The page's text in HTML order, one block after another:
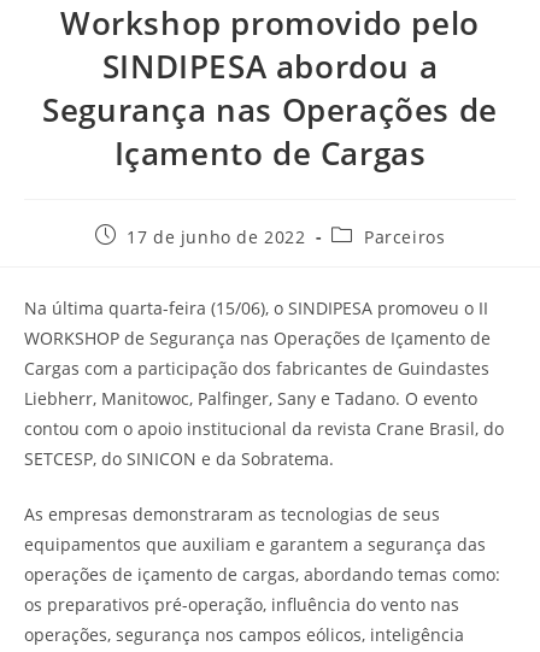
Workshop promovido pelo
SINDIPESA abordou a
Segurança nas Operações de
Içamento de Cargas
17 de junho de 2022 Parceiros
Na última quarta-feira (15/06), o SINDIPESA promoveu o II
WORKSHOP de Segurança nas Operações de Içamento de
Cargas com a participação dos fabricantes de Guindastes
Liebherr, Manitowoc, Palfinger, Sany e Tadano. O evento
contou com o apoio institucional da revista Crane Brasil, do
SETCESP, do SINICON e da Sobratema.
As empresas demonstraram as tecnologias de seus
equipamentos que auxiliam e garantem a segurança das
operações de içamento de cargas, abordando temas como:
os preparativos pré-operação, influência do vento nas
operações, segurança nos campos eólicos, inteligência